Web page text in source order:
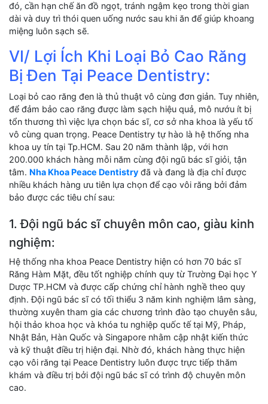
đó, cần hạn chế ăn đồ ngọt, tránh ngậm kẹo trong thời gian
dài và duy trì thói quen uống nước sau khi ăn để giúp khoang
miệng luôn sạch sẽ.
VI/ Lợi Ích Khi Loại Bỏ Cao Răng
Bị Đen Tại Peace Dentistry:
Loại bỏ cao răng đen là thủ thuật vô cùng đơn giản. Tuy nhiên,
để đảm bảo cao răng được làm sạch hiệu quả, mô nướu ít bị
tổn thương thì việc lựa chọn bác sĩ, cơ sở nha khoa là yếu tố
vô cùng quan trọng. Peace Dentistry tự hào là hệ thống nha
khoa uy tín tại Tp.HCM. Sau 20 năm thành lập, với hơn
200.000 khách hàng mỗi năm cùng đội ngũ bác sĩ giỏi, tận
tâm. Nha Khoa Peace Dentistry đã và đang là địa chỉ được
nhiều khách hàng ưu tiên lựa chọn để cạo vôi răng bởi đảm
bảo được các tiêu chí sau:
1. Đội ngũ bác sĩ chuyên môn cao, giàu kinh
nghiệm:
Hệ thống nha khoa Peace Dentistry hiện có hơn 70 bác sĩ
Răng Hàm Mặt, đều tốt nghiệp chính quy từ Trường Đại học Y
Dược TP.HCM và được cấp chứng chỉ hành nghề theo quy
định. Đội ngũ bác sĩ có tối thiểu 3 năm kinh nghiệm lâm sàng,
thường xuyên tham gia các chương trình đào tạo chuyên sâu,
hội thảo khoa học và khóa tu nghiệp quốc tế tại Mỹ, Pháp,
Nhật Bản, Hàn Quốc và Singapore nhằm cập nhật kiến thức
và kỹ thuật điều trị hiện đại. Nhờ đó, khách hàng thực hiện
cạo vôi răng tại Peace Dentistry luôn được trực tiếp thăm
khám và điều trị bởi đội ngũ bác sĩ có trình độ chuyên môn
cao.